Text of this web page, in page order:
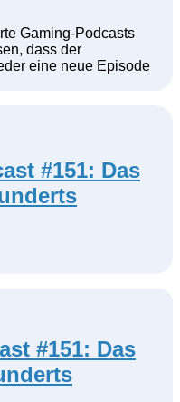
Gaming-Podcasts
dass der
eine neue Episode
#151: Das
#151: Das